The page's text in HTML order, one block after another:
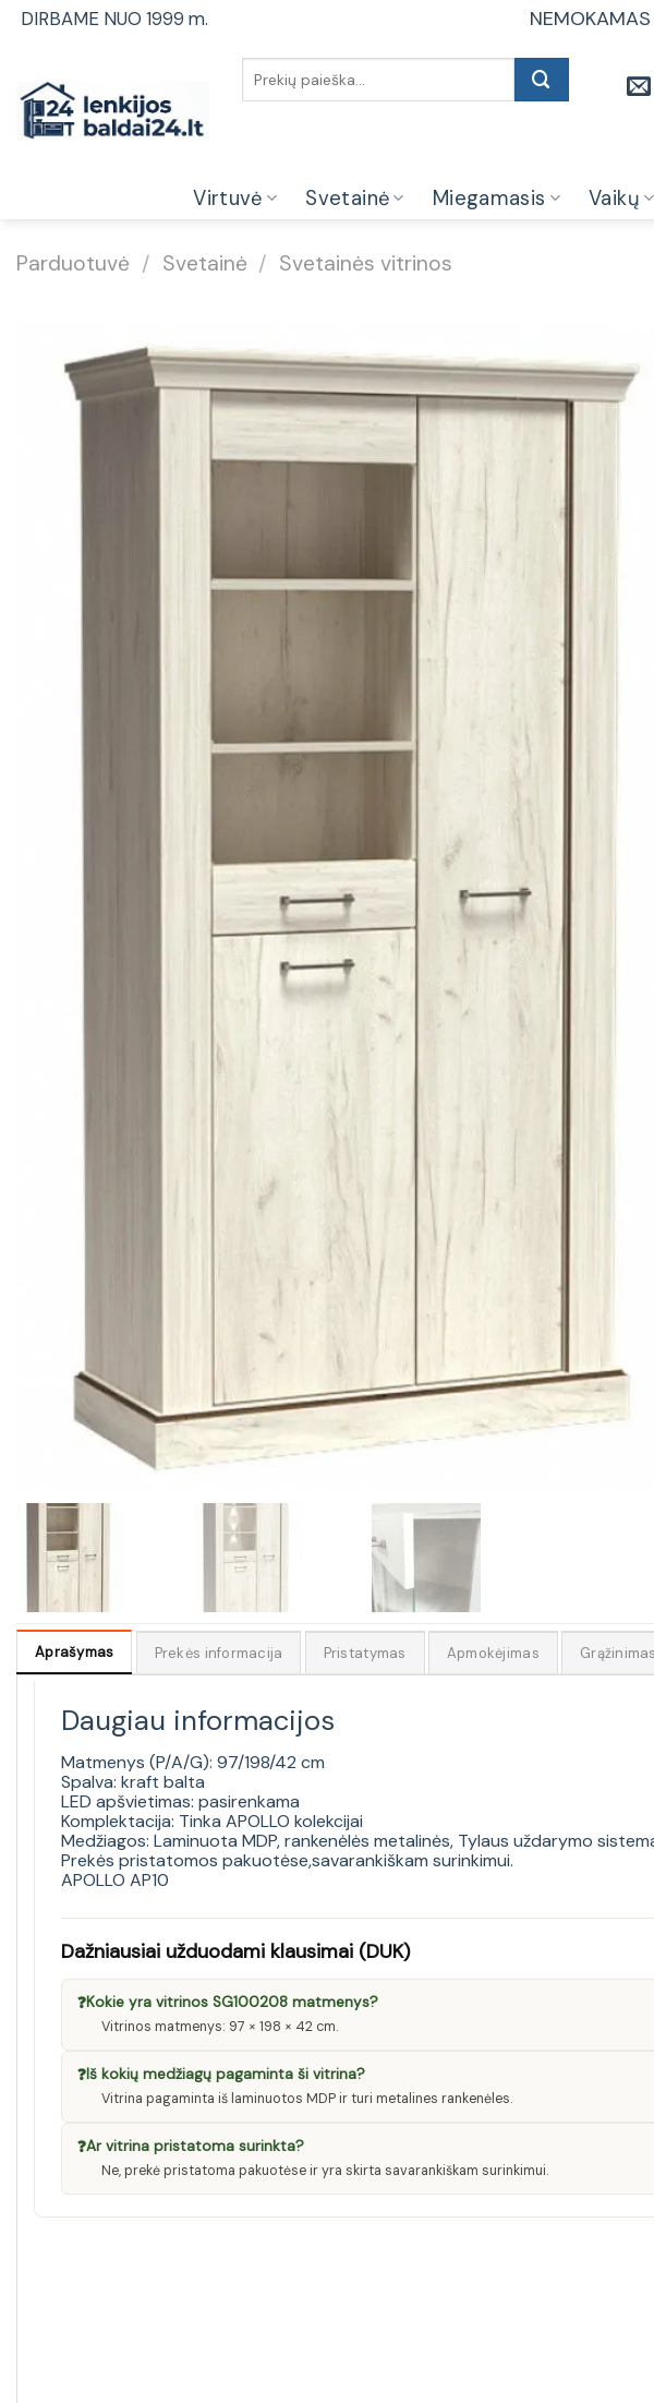
SkipDIRBAME NUO 1999 m.
Virtuvė Svetainė Miegamasis Vaikų
Parduotuvė / Svetainė / Svetainės vitrinos
Aprašymas Prekės informacija Pristatymas Apmokėjimas Grąžinimas
Daugiau informacijos
Matmenys (P/A/G): 97/198/42 cm
Spalva: kraft balta
LED apšvietimas: pasirenkama
Komplektacija: Tinka APOLLO kolekcijai
Medžiagos: Laminuota MDP, rankenėlės metalinės, Tylaus uždarymo
Prekės pristatomos pakuotėse,savarankiškam surinkimui.
APOLLO AP10
Dažniausiai užduodami klausimai (DUK)
❓Kokie yra vitrinos SG100208 matmenys?
Vitrinos matmenys: 97 × 198 × 42 cm.
❓Iš kokių medžiagų pagaminta ši vitrina?
Vitrina pagaminta iš laminuotos MDP ir turi metalines rankenėles.
❓Ar vitrina pristatoma surinkta?
Ne, prekė pristatoma pakuotėse ir yra skirta savarankiškam surinkimui.